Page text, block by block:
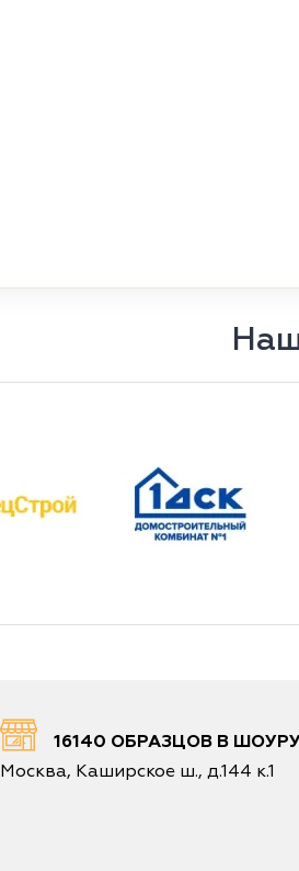
16140 ОБРАЗЦОВ В
Москва, Каширское ш., д.144 к.1